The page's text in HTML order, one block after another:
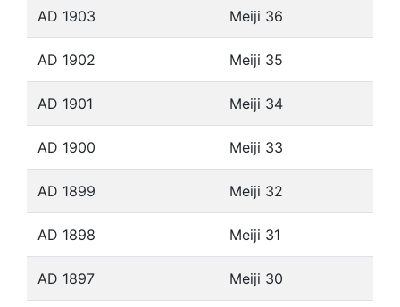
AD 1903 Meiji 36
AD 1902 Meiji 35
AD 1901 Meiji 34
AD 1900 Meiji 33
AD 1899 Meiji 32
AD 1898 Meiji 31
AD 1897 Meiji 30